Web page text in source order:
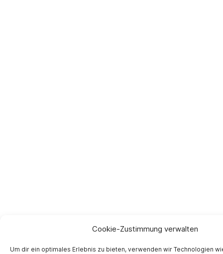
Cookie-Zustimmung verwalten
Um dir ein optimales Erlebnis zu bieten, verwenden wir Technologien